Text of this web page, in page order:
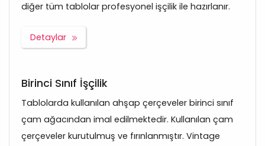
diğer tüm tablolar profesyonel işçilik ile hazırlanır.
Detaylar
Birinci Sınıf İşçilik
Tablolarda kullanılan ahşap çerçeveler birinci sınıf
çam ağacından imal edilmektedir. Kullanılan çam
çerçeveler kurutulmuş ve fırınlanmıştır. Vintage